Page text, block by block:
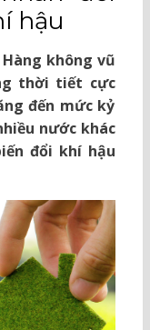
hậu
không vũ
thời tiết cực
đến mức kỷ
nước khác
đổi khí hậu